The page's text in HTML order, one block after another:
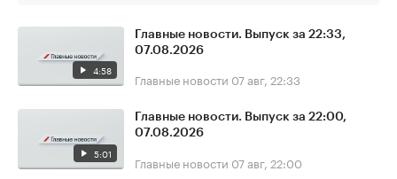
4:58
Главные новости. Выпуск за 22:33,
07.08.2026
Главные новости 07 авг, 22:33
5:01
Главные новости. Выпуск за 22:00,
07.08.2026
Главные новости 07 авг, 22:00